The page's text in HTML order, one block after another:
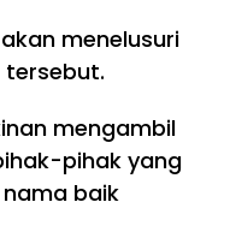
menelusuri
mengambil
pihak yang
baik